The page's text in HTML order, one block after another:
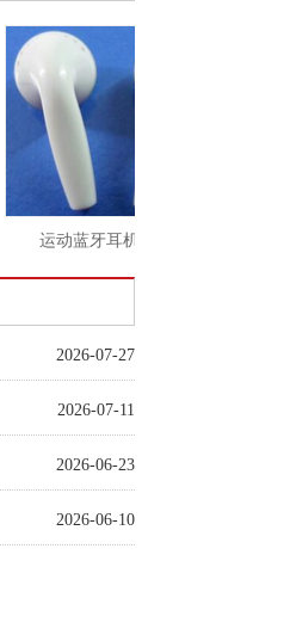
运动蓝牙耳机外壳外观丝印处理
2026-07-27
2026-07-11
2026-06-23
2026-06-10